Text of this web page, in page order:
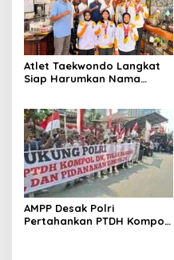
Atlet Taekwondo Langkat
Siap Harumkan Nama
AMPP Desak Polri
Pertahankan PTDH Kompol